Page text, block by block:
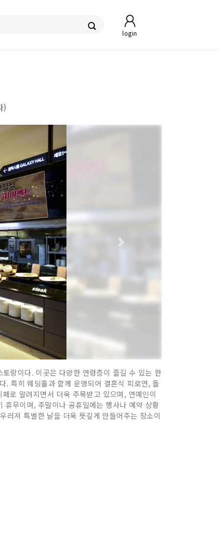
login
)
랑이다. 이곳은 다양한 연령층이 즐길 수 있는 한
. 특히 웨딩홀과 함께 운영되어 결혼식 피로연, 돌
로 알려지면서 더욱 주목받고 있으며, 연예인이
무이며, 주말이나 공휴일에는 행사나 예약 상황
러져 특별한 날을 더욱 뜻깊게 만들어주는 장소이